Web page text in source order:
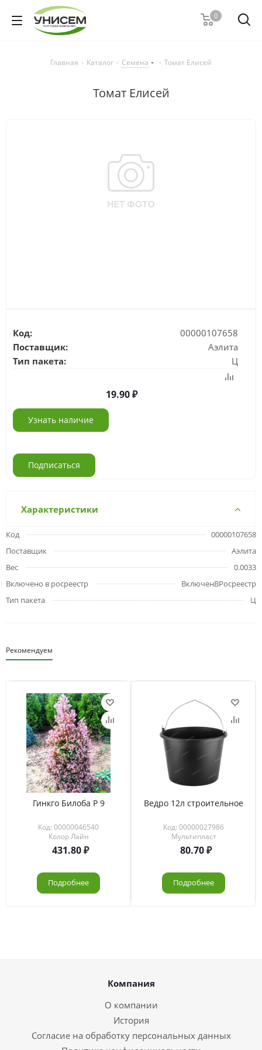
0
Главная - Каталог - Семена - Томат Елисей
Томат Елисей
Код:
00000107658
Поставщик:
Аэлита
Тип пакета:
Ц
19.90
Узнать наличие
Подписаться
Характеристики
Код
00000107658
Поставщик
Аэлита
Вес
0.0033
Включено в росреестр
ВключенВРосреестр
Тип пакета
Ц
Рекомендуем
Гинкго Билоба Р 9
Код: 00000046540
Колор Лайн
431.80
Подробнее
Ведро 12л строительное
Код: 00000027986
Мультипласт
80.70
Подробнее
Компания
О компании
История
Согласие на обработку персональных данных